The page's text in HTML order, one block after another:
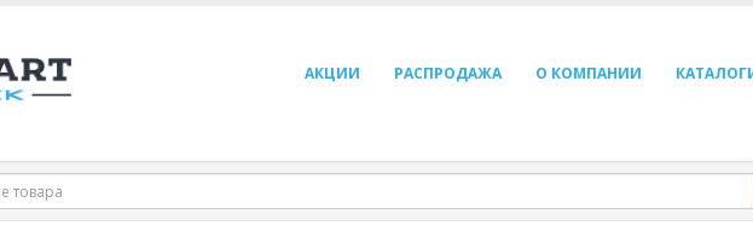
АКЦИИ РАСПРОДАЖА О КОМПАНИИ